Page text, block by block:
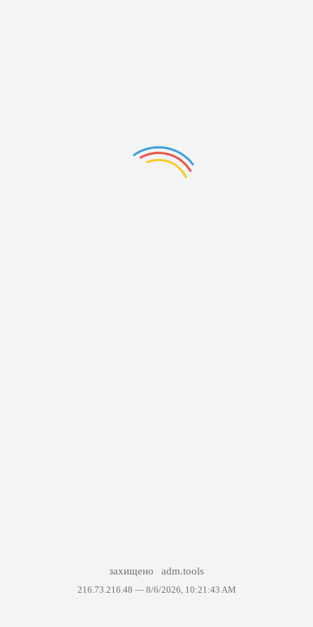
захищено adm.tools
216.73.216.48 — 8/6/2026, 10:21:43 AM